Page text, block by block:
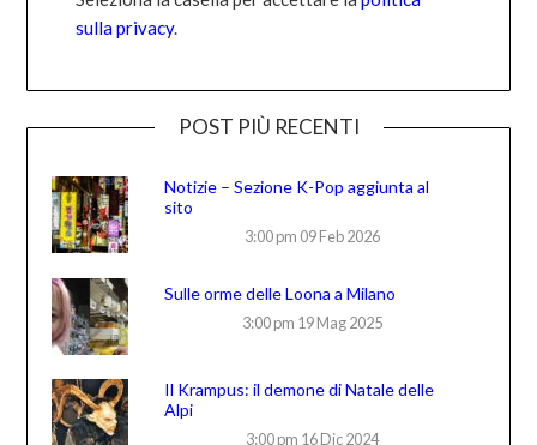
sulla privacy.
POST PIÙ RECENTI
Notizie – Sezione K-Pop aggiunta al
sito
3:00 pm 09 Feb 2026
Sulle orme delle Loona a Milano
3:00 pm 19 Mag 2025
Il Krampus: il demone di Natale delle
Alpi
3:00 pm 16 Dic 2024